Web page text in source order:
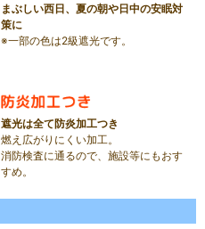
まぶしい西日、夏の朝や日中の安眠対
策に
※一部の色は2級遮光です。
遮光は全て防炎加工つき
燃え広がりにくい加工。
消防検査に通るので、施設等にもおす
すめ。